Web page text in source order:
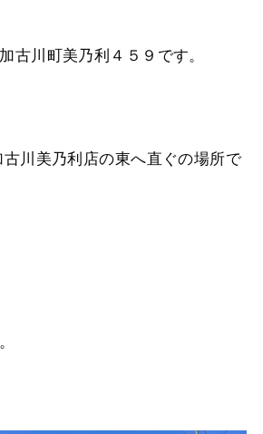
古川町美乃利４５９です。
川美乃利店の東へ直ぐの場所で